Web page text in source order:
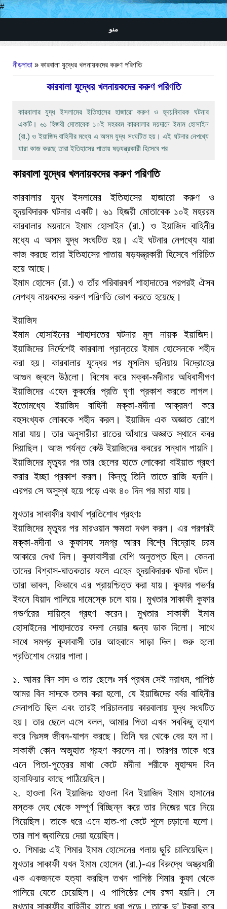
#
منو
নীড়পাতা » কারবালা যুদ্ধের খলনায়কদের করুণ পরিণতি
কারবালা যুদ্ধের খলনায়কদের করুণ পরিণতি
কারবালার যুদ্ধ ইসলামের ইতিহাসের হাজারো করুণ ও হূদয়বিদারক ঘটনার
একটি। ৬১ হিজরী মোতাবেক ১০ই মহররম কারবালার ময়দানে ইমাম হোসাইন
(রা.) ও ইয়াজিদ বাহিনীর মধ্যে এ অসম যুদ্ধ সংঘটিত হয়। এই ঘটনার নেপথ্যে
যারা কাজ করছে তারা ইতিহাসের পাতায় ষড়যন্ত্রকারী হিসেবে পর
কারবালা যুদ্ধের খলনায়কদের করুণ পরিণতি
কারবালার যুদ্ধ ইসলামের ইতিহাসের হাজারো করুণ ও
হূদয়বিদারক ঘটনার একটি। ৬১ হিজরী মোতাবেক ১০ই মহররম
কারবালার ময়দানে ইমাম হোসাইন (রা.) ও ইয়াজিদ বাহিনীর
মধ্যে এ অসম যুদ্ধ সংঘটিত হয়। এই ঘটনার নেপথ্যে যারা
কাজ করছে তারা ইতিহাসের পাতায় ষড়যন্ত্রকারী হিসেবে পরিচিত
হয়ে আছে।
ইমাম হোসেন (রা.) ও তাঁর পরিবারবর্গ শাহাদাতের পরপরই ঐসব
নেপথ্য নায়কদের করুণ পরিণতি ভোগ করতে হয়েছে।
ইয়াজিদ
ইমাম হোসাইনের শাহাদাতের ঘটনার মূল নায়ক ইয়াজিদ।
ইয়াজিদের নির্দেশেই কারবালা প্রান্তরে ইমাম হোসেনকে শহীদ
করা হয়। কারবালার যুদ্ধের পর মুসলিম দুনিয়ায় বিদ্রোহের
আগুন জ্বলে উঠলো। বিশেষ করে মক্কা-মদীনার অধিবাসীগণ
ইয়াজিদের এহেন কুকর্মের প্রতি ঘৃণা প্রকাশ করতে লাগল।
ইতোমধ্যে ইয়াজিদ বাহিনী মক্কা-মদীনা আক্রমণ করে
বহুসংখ্যক লোককে শহীদ করল। ইয়াজিদ এক অজ্ঞাত রোগে
মারা যায়। তার অনুসারীরা রাতের আঁধারে অজ্ঞাত স্থানে কবর
দিয়াছিল। আজ পর্যন্ত কেউ ইয়াজিদের কবরের সন্ধান পায়নি।
ইয়াজিদের মৃত্যুর পর তার ছেলের হাতে লোকেরা বাইয়াত গ্রহণ
করার ইচ্ছা প্রকাশ করল। কিন্তু তিনি তাতে রাজি হননি।
এরপর সে অসুস্থ হয়ে পড়ে এবং ৪০ দিন পর মারা যায়।
মুখতার সাকাফীর যথার্থ প্রতিশোধ গ্রহণঃ
ইয়াজিদের মৃত্যুর পর মারওয়ান ক্ষমতা দখল করল। এর পরপরই
মক্কা-মদীনা ও কুফাসহ সমগ্র আরব বিশ্বে বিদ্রোহ চরম
আকারে দেখা দিল। কুফাবাসীরা বেশি অনুতপ্ত ছিল। কেননা
তাদের বিশ্বাস-ঘাতকতার ফলে এহেন হূদয়বিদারক ঘটনা ঘটল।
তারা ভাবল, কিভাবে এর প্রায়শ্চিত্ত করা যায়। কুফার গভর্ণর
ইবনে যিয়াদ পালিয়ে দামেস্কে চলে যায়। মুখতার সাকাফী কুফার
গভর্ণরের দায়িত্ব গ্রহণ করেন। মুখতার সাকাফী ইমাম
হোসাইনের শাহাদাতের বদলা নেয়ার জন্য ডাক দিলো। সাথে
সাথে সমগ্র কুফাবাসী তার আহবানে সাড়া দিল। শুরু হলো
প্রতিশোধ নেয়ার পালা।
১. আমর বিন সাদ ও তার ছেলেঃ সর্ব প্রথম সেই নরাধম, পাপিষ্ঠ
আমর বিন সাদকে তলব করা হলো, যে ইয়াজিদের বর্বর বাহিনীর
সেনাপতি ছিল এবং তারই পরিচালনায় কারবালায় যুদ্ধ সংঘটিত
হয়। তার ছেলে এসে বলল, আমার পিতা এখন সবকিছু ত্যাগ
করে নিঃসঙ্গ জীবন-যাপন করছে। তিনি ঘর থেকে বের হন না।
সাকাফী কোন অজুহাত গ্রহণ করলেন না। তারপর তাকে ধরে
এনে পিতা-পুত্রের মাথা কেটে মদীনা শরীফে মুহাম্মদ বিন
হানাফিয়ার কাছে পাঠিয়েছিল।
২. হাওলা বিন ইয়াজিদঃ হাওলা বিন ইয়াজিদ ইমাম হাসানের
মস্তক দেহ থেকে সম্পূর্ণ বিচ্ছিন্ন করে তার নিজের ঘরে নিয়ে
গিয়েছিল। তাকে ধরে এনে হাত-পা কেটে শূলে চড়ানো হলো।
তার লাশ জ্বালিয়ে দেয়া হয়েছিল।
৩. শিমারঃ এই শিমার ইমাম হোসেনের গলায় ছুরি চালিয়েছিল।
মুখতার সাকাফী যখন ইমাম হোসেন (রা.)-এর বিরুদ্ধে অস্ত্রধারী
এক একজনকে হত্যা করছিল তখন পাপিষ্ঠ শিমার কুফা থেকে
পালিয়ে যেতে চেয়েছিল। এ পাপিষ্ঠের শেষ রক্ষা হয়নি। সে
মুখতার সাকাফীর বাহিনীর হাতে ধরা পড়ে। তাকে দু’ টুকরা করে